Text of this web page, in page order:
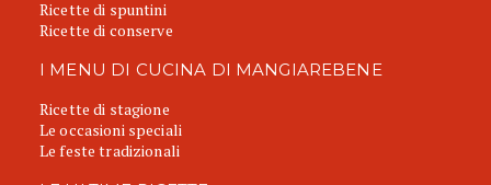
Ricette di spuntini
Ricette di conserve
I MENU DI CUCINA DI MANGIAREBENE
Ricette di stagione
Le occasioni speciali
Le feste tradizionali